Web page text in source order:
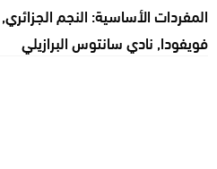
المفردات الأساسية:النجم الجزائري,
فويفودا,نادي سانتوس البرازيلي